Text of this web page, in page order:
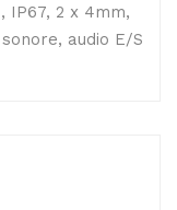
IP67, 2 x 4mm,
audio E/S